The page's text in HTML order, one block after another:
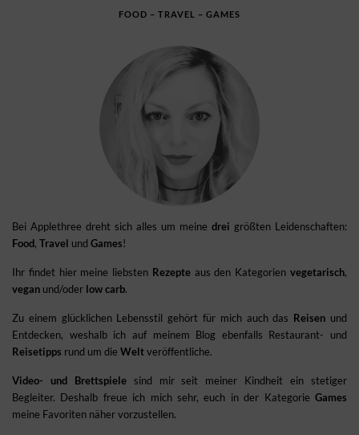
FOOD – TRAVEL – GAMES
Bei Applethree dreht sich alles um meine drei größten Leidenschaften:
Food, Travel und Games!
Ihr findet hier meine liebsten Rezepteaus den Kategorienvegetarisch,
vegan und/oder low carb.
Zu einem glücklichen Lebensstil gehört für mich auch das Reisen und
Entdecken, weshalb ich auf meinem Blog ebenfalls Restaurant- und
Reisetipps rund um die Weltveröffentliche.
Video- und Brettspielesind mir seit meiner Kindheit ein stetiger
Begleiter. Deshalb freue ich mich sehr, euch in der Kategorie Games
meine Favoriten näher vorzustellen.